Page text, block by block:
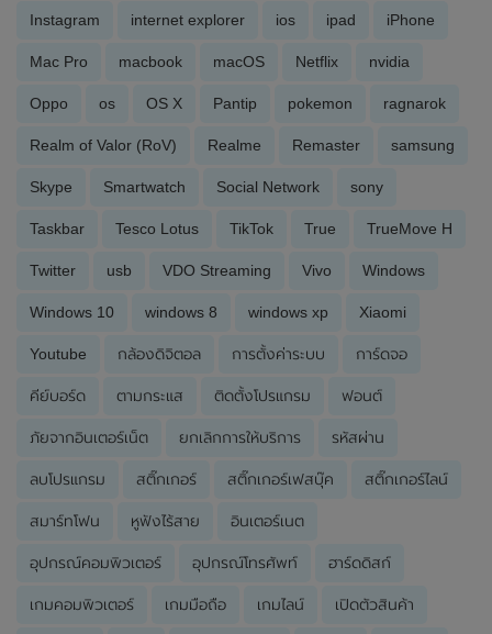
Instagram internet explorer ios ipad iPhone
Mac Pro macbook macOS Netflix nvidia
Oppo os OS X Pantip pokemon ragnarok
Realm of Valor (RoV) Realme Remaster samsung
Skype Smartwatch Social Network sony
Taskbar Tesco Lotus TikTok True TrueMove H
Twitter usb VDO Streaming Vivo Windows
Windows 10 windows 8 windows xp Xiaomi
Youtube กล้องดิจิตอล การตั้งค่าระบบ การ์ดจอ
คีย์บอร์ด ตามกระแส ติดตั้งโปรแกรม ฟอนต์
ภัยจากอินเตอร์เน็ต ยกเลิกการให้บริการ รหัสผ่าน
ลบโปรแกรม สติ๊กเกอร์ สติ๊กเกอร์เฟสบุ๊ค สติ๊กเกอร์ไลน์
สมาร์ทโฟน หูฟังไร้สาย อินเตอร์เนต
อุปกรณ์คอมพิวเตอร์ อุปกรณ์โทรศัพท์ ฮาร์ดดิสก์
เกมคอมพิวเตอร์ เกมมือถือ เกมไลน์ เปิดตัวสินค้า